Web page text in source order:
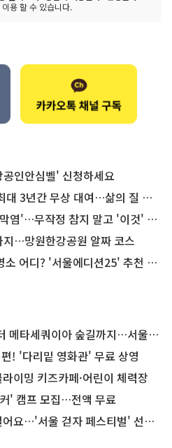
용 할 수 있습니다.
인안심벨' 신청하세요
년간 무상 대여…삶의 질 높인다
무작정 참지 말고 '이것' 해보세요!
지…망원한강공원 알짜 코스
어디? '서울에디션25' 추천 코스
쿼이아 숲길까지…서울둘레길 15코스
! '다리밑 영화관' 무료 상영
이밍 키즈카페·어린이 체력장
' 캠프 모집…전액 무료
서울 걷자 페스티벌' 선착순 5천명